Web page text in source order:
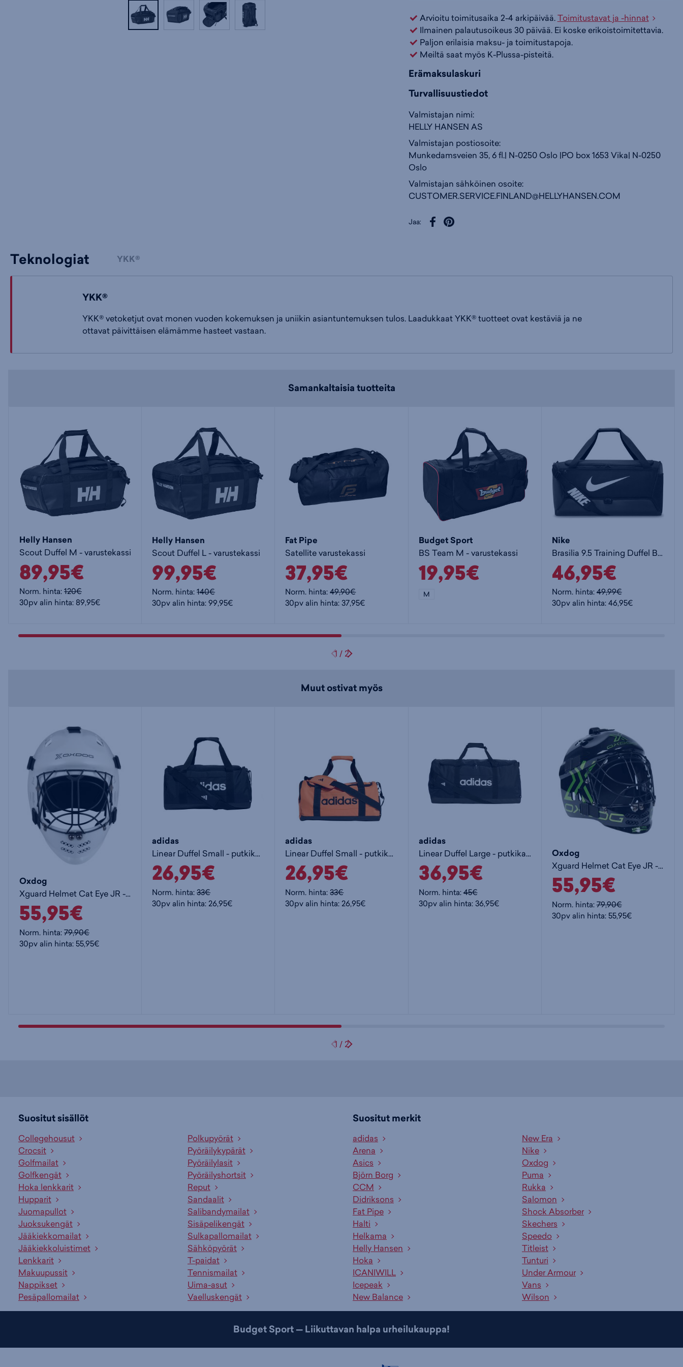
is s
Arvioitu toimitusaika 2-4 arkipäivää.Toimitustavat ja -hinnat
Ilmainen palautusoikeus 30 päivää. Ei koske erikoistoimitettavia.
Paljon erilaisia maksu- ja toimitustapoja.
Meiltä saat myös K-Plussa-pisteitä.
Erämaksulaskuri
Turvallisuustiedot
Valmistajan nimi:
HELLY HANSEN AS
Valmistajan postiosoite:
Munkedamsveien 35, 6 fl.| N-0250 Oslo |PO box 1653 Vika| N-0250
Oslo
Valmistajan sähköinen osoite:
CUSTOMER.SERVICE.FINLAND@HELLYHANSEN.COM
Jaa:
Teknologiat YKK®
YKK®
YKK® vetoketjut ovat monen vuoden kokemuksen ja uniikin asiantuntemuksen tulos. Laadukkaat YKK® tuotteet ovat kestäviä ja ne
ottavat päivittäisen elämämme hasteet vastaan.
Samankaltaisia tuotteita
Helly Hansen
Scout Duffel M - varustekassi
89,95€
Norm. hinta:120€
30pv alin hinta: 89,95€
Helly Hansen
Scout Duffel L - varustekassi
99,95€
Norm. hinta:140€
30pv alin hinta: 99,95€
Fat Pipe
Satellite varustekassi
37,95€
Norm. hinta:49,90€
30pv alin hinta: 37,95€
Budget Sport
BS Team M - varustekassi
19,95€
M
Nike
Brasilia 9.5 Training Duffel Bag Large - varustekassi
46,95€
Norm. hinta:49,99€
30pv alin hinta: 46,95€
1 / 2
Muut ostivat myös
Oxdog
Xguard Helmet Cat Eye JR - lasten maalivahdin maski
55,95€
Norm. hinta:79,90€
30pv alin hinta: 55,95€
adidas
Linear Duffel Small - putkikassi
26,95€
Norm. hinta:33€
30pv alin hinta: 26,95€
adidas
Linear Duffel Small - putkikassi
26,95€
Norm. hinta:33€
30pv alin hinta: 26,95€
adidas
Linear Duffel Large - putkikassi
36,95€
Norm. hinta:45€
30pv alin hinta: 36,95€
Oxdog
Xguard Helmet Cat Eye JR - lasten maalivahdin maski
55,95€
Norm. hinta:79,90€
30pv alin hinta: 55,95€
1 / 2
Suositut sisällöt
Collegehousut
Crocsit
Golfmailat
Golfkengät
Hoka lenkkarit
Hupparit
Juomapullot
Juoksukengät
Jääkiekkomailat
Jääkiekkoluistimet
Lenkkarit
Makuupussit
Nappikset
Pesäpallomailat
Polkupyörät
Pyöräilykypärät
Pyöräilylasit
Pyöräilyshortsit
Reput
Sandaalit
Salibandymailat
Sisäpelikengät
Sulkapallomailat
Sähköpyörät
T-paidat
Tennismailat
Uima-asut
Vaelluskengät
Suositut merkit
adidas
Arena
Asics
Björn Borg
CCM
Didriksons
Fat Pipe
Halti
Helkama
Helly Hansen
Hoka
ICANIWILL
Icepeak
New Balance
New Era
Nike
Oxdog
Puma
Rukka
Salomon
Shock Absorber
Skechers
Speedo
Titleist
Tunturi
Under Armour
Vans
Wilson
Budget Sport — Liikuttavan halpa urheilukauppa!